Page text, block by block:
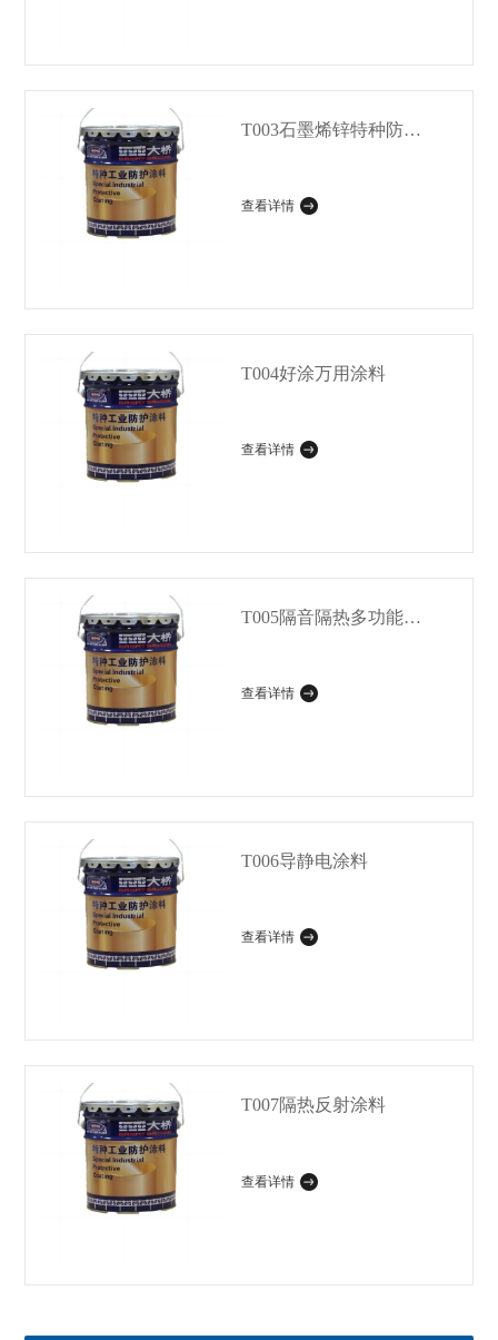
T003石墨烯锌特种防腐涂料
查看详情
T004好涂万用涂料
查看详情
T005隔音隔热多功能涂料
查看详情
T006导静电涂料
查看详情
T007隔热反射涂料
查看详情